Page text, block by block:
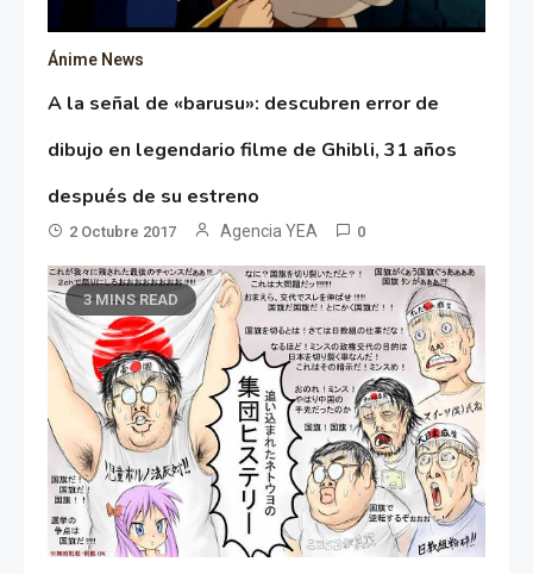
Ánime News
A la señal de «barusu»: descubren error de
dibujo en legendario filme de Ghibli, 31 años
después de su estreno
2 Octubre 2017 Agencia YEA 0
3 MINS READ